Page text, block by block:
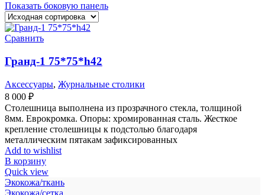
Показать боковую панель
Сравнить
Гранд-1 75*75*h42
Аксессуары, Журнальные столики
8 000 ₽
Столешница выполнена из прозрачного стекла, толщиной
8мм. Еврокромка. Опоры: хромированная сталь. Жесткое
крепление столешницы к подстолью благодаря
металлическим пятакам зафиксированных
Add to wishlist
В корзину
Quick view
Экокожа/ткань
Экокожа/сетка